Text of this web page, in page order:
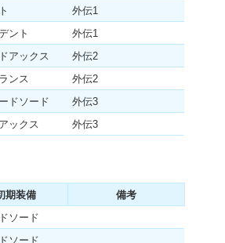
外伝1
ント
外伝1
アックス
外伝2
ンス
外伝2
ドソード
外伝3
ックス
外伝3
期装備
備考
ソード
ソード